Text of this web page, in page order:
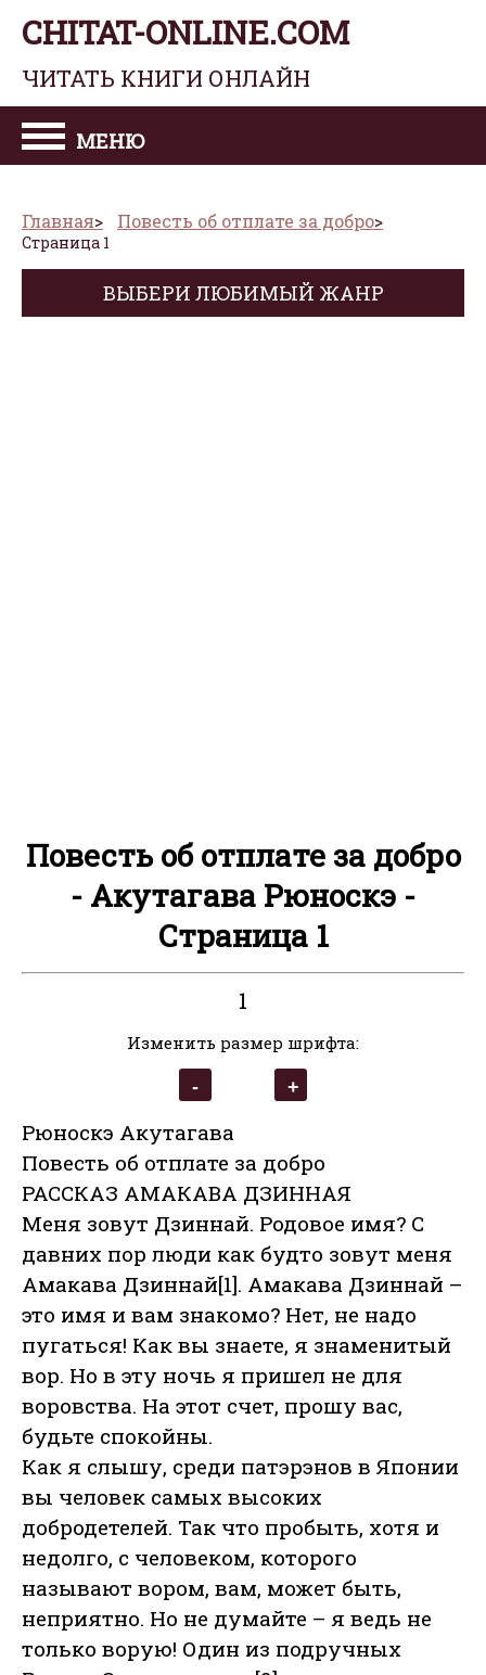
CHITAT-ONLINE.COM
ЧИТАТЬ КНИГИ ОНЛАЙН
МЕНЮ
Главная Повесть об отплате за добро
Страница 1
ВЫБЕРИ ЛЮБИМЫЙ ЖАНР
Повесть об отплате за добро
- Акутагава Рюноскэ -
Страница 1
1
Изменить размер шрифта:
Рюноскэ Акутагава
Повесть об отплате за добро
РАССКАЗ АМАКАВА ДЗИННАЯ
Меня зовут Дзиннай. Родовое имя? С
давних пор люди как будто зовут меня
Амакава Дзиннай[1]. Амакава Дзиннай –
это имя и вам знакомо? Нет, не надо
пугаться! Как вы знаете, я знаменитый
вор. Но в эту ночь я пришел не для
воровства. На этот счет, прошу вас,
будьте спокойны.
Как я слышу, среди патэрэнов в Японии
вы человек самых высоких
добродетелей. Так что пробыть, хотя и
недолго, с человеком, которого
называют вором, вам, может быть,
неприятно. Но не думайте – я ведь не
только ворую! Один из подручных